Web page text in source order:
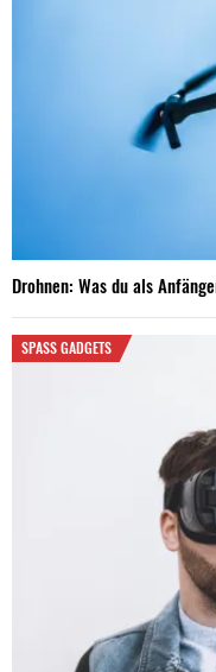
Drohnen: Was du als
SPASS GADGETS